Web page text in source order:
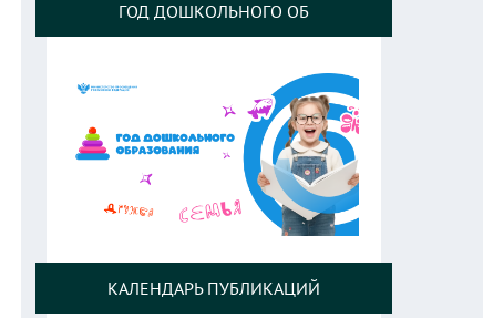
ГОД ДОШКОЛЬНОГО ОБ
КАЛЕНДАРЬ ПУБЛИКАЦИЙ